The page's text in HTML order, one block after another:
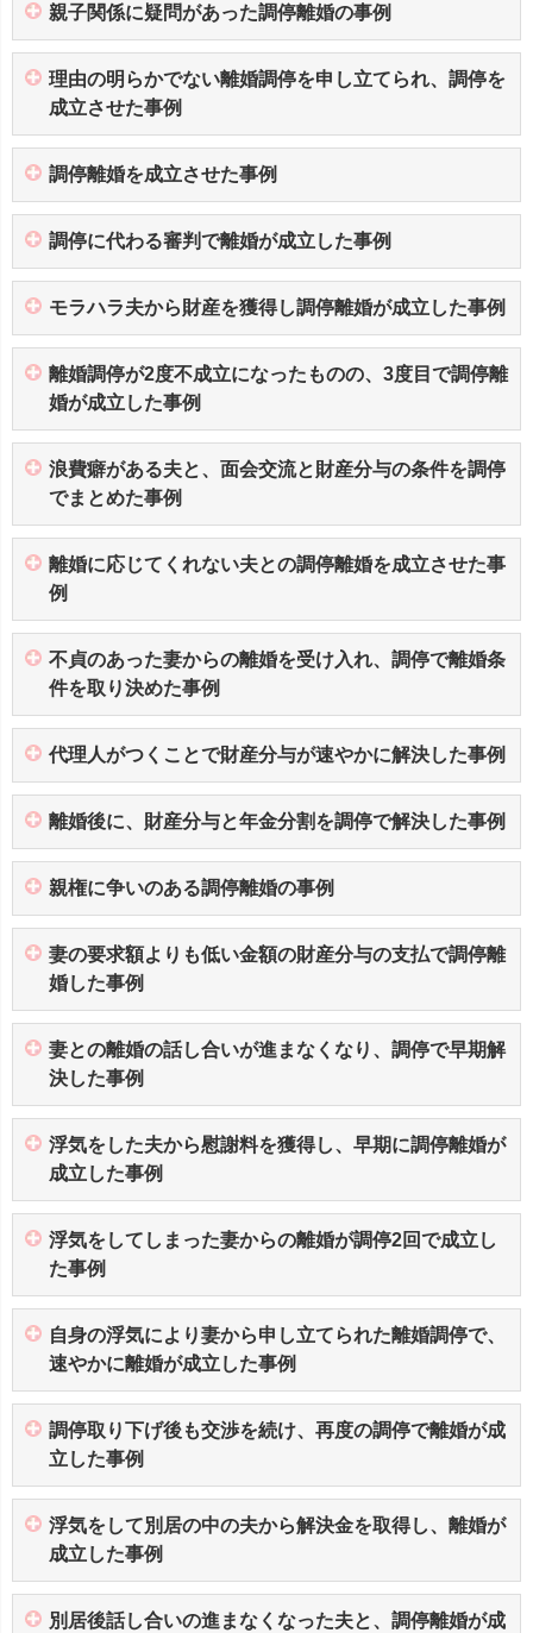
親子関係に疑問があった調停離婚の事例
理由の明らかでない離婚調停を申し立てられ、調停を
成立させた事例
調停離婚を成立させた事例
調停に代わる審判で離婚が成立した事例
モラハラ夫から財産を獲得し調停離婚が成立した事例
離婚調停が2度不成立になったものの、3度目で調停離
婚が成立した事例
浪費癖がある夫と、面会交流と財産分与の条件を調停
でまとめた事例
離婚に応じてくれない夫との調停離婚を成立させた事
例
不貞のあった妻からの離婚を受け入れ、調停で離婚条
件を取り決めた事例
代理人がつくことで財産分与が速やかに解決した事例
離婚後に、財産分与と年金分割を調停で解決した事例
親権に争いのある調停離婚の事例
妻の要求額よりも低い金額の財産分与の支払で調停離
婚した事例
妻との離婚の話し合いが進まなくなり、調停で早期解
決した事例
浮気をした夫から慰謝料を獲得し、早期に調停離婚が
成立した事例
浮気をしてしまった妻からの離婚が調停2回で成立し
た事例
自身の浮気により妻から申し立てられた離婚調停で、
速やかに離婚が成立した事例
調停取り下げ後も交渉を続け、再度の調停で離婚が成
立した事例
浮気をして別居の中の夫から解決金を取得し、離婚が
成立した事例
別居後話し合いの進まなくなった夫と、調停離婚が成